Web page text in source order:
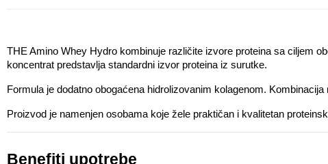
THE Amino Whey Hydro kombinuje različite izvore proteina sa ciljem
koncentrat predstavlja standardni izvor proteina iz surutke.
Formula je dodatno obogaćena hidrolizovanim kolagenom.
Proizvod je namenjen osobama koje žele praktičan i kvalitetan
Benefiti upotrebe